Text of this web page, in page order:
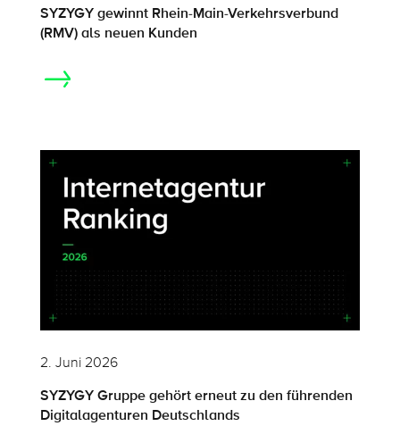
SYZYGY gewinnt Rhein-Main-Verkehrsverbund
(RMV) als neuen Kunden
2. Juni 2026
SYZYGY Gruppe gehört erneut zu den führenden
Digitalagenturen Deutschlands